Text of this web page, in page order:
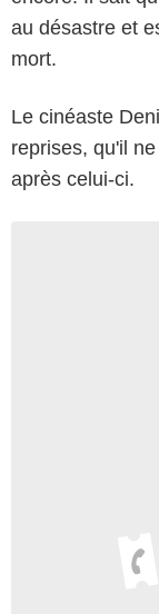
au désastre et
mort.
Le cinéaste
reprises, qu'il
après celui-ci.